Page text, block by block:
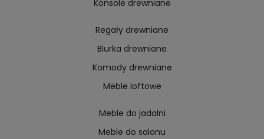
Konsole drewniane
Regały drewniane
Biurka drewniane
Komody drewniane
Meble loftowe
Meble do jadalni
Meble do salonu